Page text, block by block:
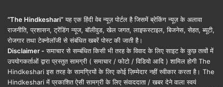
“The Hindkeshari”यह एक हिंदी वेब न्यूज़ पोर्टल है जिसमें ब्रेकिंग न्यूज़ के अलावा
राजनीति, प्रशासन, ट्रेंडिंग न्यूज, बॉलीवुड, खेल जगत, लाइफस्टाइल, बिजनेस, सेहत, ब्यूटी,
रोजगार तथा टेक्नोलॉजी से संबंधित खबरें पोस्ट की जाती है।
Disclaimer - समाचार से सम्बंधित किसी भी तरह के विवाद के लिए साइट के कुछ तत्वों में
उपयोगकर्ताओं द्वारा प्रस्तुत सामग्री ( समाचार / फोटो / विडियो आदि ) शामिल होगी The
Hindkeshari इस तरह के सामग्रियों के लिए कोई ज़िम्मेदार नहीं स्वीकार करता है। The
Hindkeshari में प्रकाशित ऐसी सामग्री के लिए संवाददाता / खबर देने वाला स्वयं